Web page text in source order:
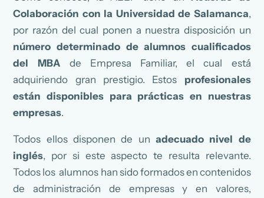
Colaboración con la Universidad de Salamanca,
por razón del cual ponen a nuestra disposición un
número determinado de alumnos cualificados
del MBA de Empresa Familiar, el cual está
adquiriendo gran prestigio. Estos profesionales
están disponibles para prácticas en nuestras
empresas.
Todos ellos disponen de un adecuado nivel de
inglés, por si este aspecto te resulta relevante.
Todos los alumnos han sido formados en contenidos
de administración de empresas y en valores,